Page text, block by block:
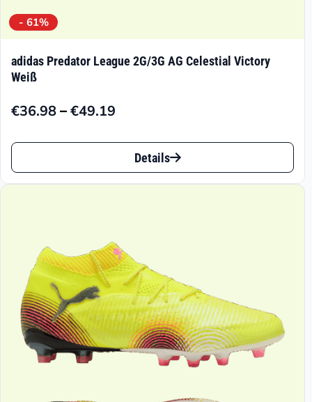
- 61%
adidas Predator League 2G/3G AG Celestial Victory
Weiß
€36.98–€49.19
Preisspanne:
€36.98
€49.19
Dieses
Produkt
Varianten
auf.
Die
Optionen
können
Details